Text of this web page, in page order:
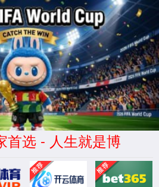
详情
:
全规则,请提交问题反馈
XML 地图